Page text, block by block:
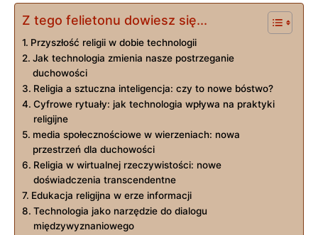
Z tego felietonu dowiesz się...
Przyszłość religii w dobie technologii
Jak technologia zmienia nasze postrzeganie
duchowości
Religia a sztuczna inteligencja: czy to nowe bóstwo?
Cyfrowe rytuały: jak technologia wpływa na praktyki
religijne
media społecznościowe w wierzeniach: nowa
przestrzeń dla duchowości
Religia w wirtualnej rzeczywistości: nowe
doświadczenia transcendentne
Edukacja religijna w erze informacji
Technologia jako narzędzie do dialogu
międzywyznaniowego